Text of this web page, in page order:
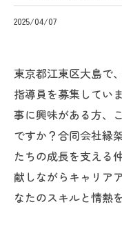
2025/04/07
東京都江東区大島で
指導員を募集してい
事に興味がある方、
ですか？合同会社縁
たちの成長を支える
献しながらキャリア
なたのスキルと情熱